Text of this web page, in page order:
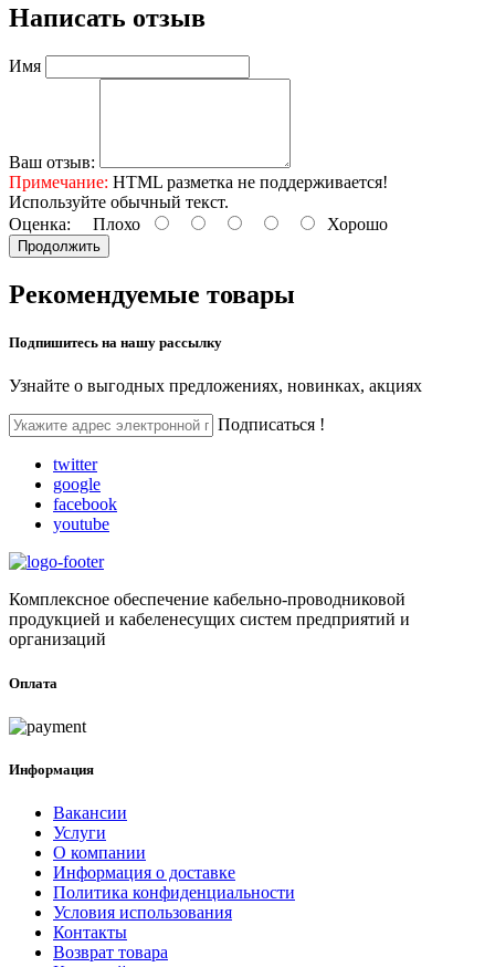
Написать отзыв
Имя
Ваш отзыв:
Примечание: HTML разметка не поддерживается!
Используйте обычный текст.
Оценка: Плохо Хорошо
Продолжить
Рекомендуемые товары
Подпишитесь на нашу рассылку
Узнайте о выгодных предложениях, новинках, акциях
Подписаться !
twitter
google
facebook
youtube
Комплексное обеспечение кабельно-проводниковой
продукцией и кабеленесущих систем предприятий и
организаций
Оплата
Информация
Вакансии
Услуги
О компании
Информация о доставке
Политика конфиденциальности
Условия использования
Контакты
Возврат товара